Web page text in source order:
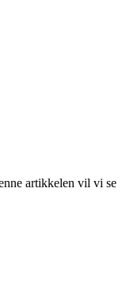
artikkelen vil vi se